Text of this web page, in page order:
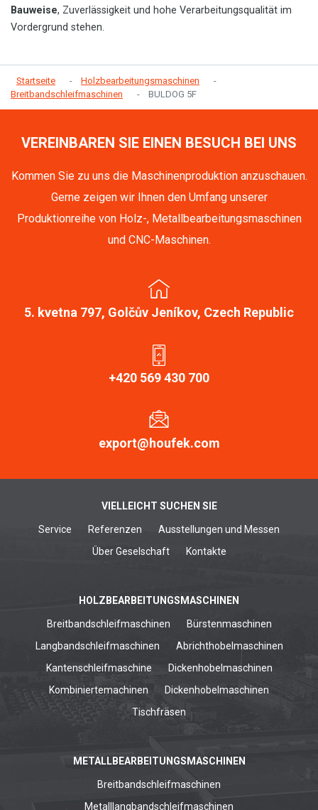
Bauweise, Zuverlässigkeit und hohe Verarbeitungsqualität im
Vordergrund stehen.
Startseite
Holzbearbeitungsmaschinen
Breitbandschleifmaschinen
BULDOG 5F
VEREINBAREN SIE EINEN BESUCH BEI UNS
Kommen Sie zu uns die Maschinenproduktion anzuschauen.
Gerne zeigen wir Ihnen den Umfang unserer
Produktionreihe von Holz-, Metallbearbeitungsmaschinen
und CNC-Maschinen.
5. kvetna 797, Golčův Jeníkov, Czech Republic
+420 569 430 700
export@houfek.com
VIELLEICHT SUCHEN SIE
Service Referenzen
Ausstellungen und Messen
Über Geselschaft
Kontakte
HOLZBEARBEITUNGSMASCHINEN
Breitbandschleifmaschinen
Bürstenmaschinen
Langbandschleifmaschinen
Abrichthobelmaschinen
Kantenschleifmaschine
Dickenhobelmaschinen
Kombiniertemachinen
Dickenhobelmaschinen
Tischfräsen
METALLBEARBEITUNGSMASCHINEN
Breitbandschleifmaschinen
Metalllangbandschleifmaschinen